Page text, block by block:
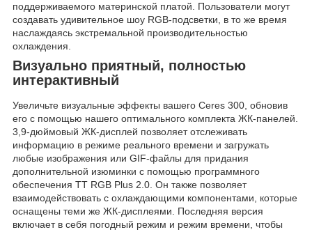
поддерживаемого материнской платой. Пользователи могут
создавать удивительное шоу RGB-подсветки, в то же время
наслаждаясь экстремальной производительностью
охлаждения.
Визуально приятный, полностью
интерактивный
Увеличьте визуальные эффекты вашего Ceres 300, обновив
его с помощью нашего оптимального комплекта ЖК-панелей.
3,9-дюймовый ЖК-дисплей позволяет отслеживать
информацию в режиме реального времени и загружать
любые изображения или GIF-файлы для придания
дополнительной изюминки с помощью программного
обеспечения TT RGB Plus 2.0. Он также позволяет
взаимодействовать с охлаждающими компонентами, которые
оснащены теми же ЖК-дисплеями. Последняя версия
включает в себя погодный режим и режим времени, чтобы